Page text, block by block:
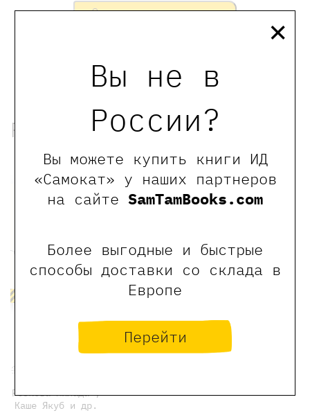
Вы не в
России?
Вы можете купить книги ИД
«Самокат» у наших партнеров
на сайте SamTamBooks.com
Более выгодные и быстрые
способы доставки со склада в
Европе
Перейти
×
Оставить отзыв
сайта
Рекомендованные книги
-20%
Ничего не
1650 ₽
Резкова Милада ,
Каше Якуб и др.